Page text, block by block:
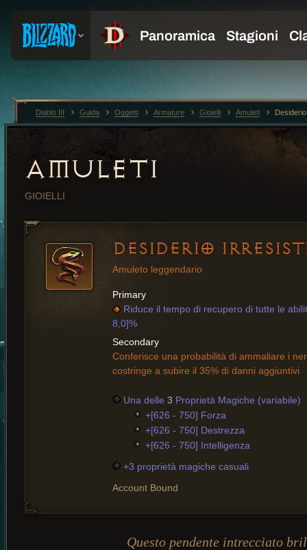
AMULETI
GIOIELLI
DESIDERIO
Amuleto leggendario
Primary
Riduce il tempo di recupero di tutte le
8,0]%
Secondary
Conferisce una probabilità di ammaliare i
costringe a subire il 35% di danni aggiuntivi
Una delle 3 Proprietà Magiche (variabile)
+[626 - 750] Forza
+[626 - 750] Destrezza
+[626 - 750] Intelligenza
+3 proprietà magiche casuali
Account Bound
Questo pendente intrecciato
Diablo III Guida Oggetti Armature Gioielli Amuleti